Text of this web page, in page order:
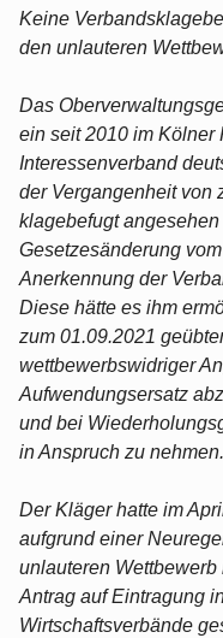
Keine
den unlauteren
Das
ein seit 2010 im Kölner
Interessenverband
der Vergangenheit von
klagebefugt
Gesetzesänderung
Anerkennung der
Diese hätte es ihm
zum 01.09.2021
wettbewerbswidriger
Aufwendungsersatz
und bei
in Anspruch zu nehmen.
Der Kläger hatte im
aufgrund einer
unlauteren
Antrag auf Eintragung
Wirtschaftsverbände